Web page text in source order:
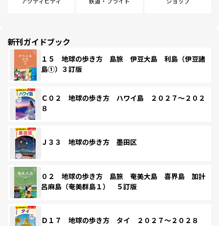
新刊ガイドブック
１５ 地球の歩き方 島旅 伊豆大島 利島（伊豆諸
島①）３訂版
Ｃ０２ 地球の歩き方 ハワイ島 ２０２７～２０２
８
Ｊ３３ 地球の歩き方 墨田区
０２ 地球の歩き方 島旅 奄美大島 喜界島 加計
呂麻島（奄美群島１） ５訂版
Ｄ１７ 地球の歩き方 タイ ２０２７～２０２８